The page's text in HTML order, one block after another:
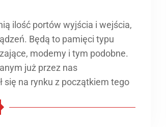
ilość portów wyjścia i wejścia,
Będą to pamięci typu
modemy i tym podobne.
już przez nas
się na rynku z początkiem tego